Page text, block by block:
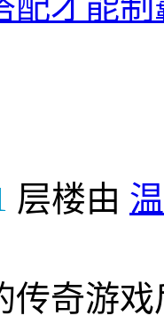
层楼由
传奇游